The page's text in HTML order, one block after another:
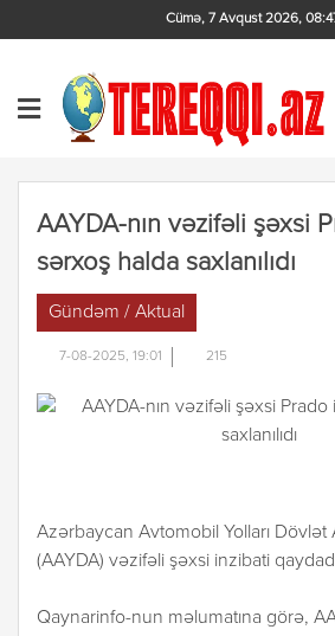
Cümə, 7 Avqust 2026,
AAYDA-nın vəzifəli şəxsi
sərxoş halda saxlanılıdı
Gündəm / Aktual
7-08-2025, 19:01 215
Azərbaycan Avtomobil Yolları Dövlət
(AAYDA) vəzifəli şəxsi inzibati
Qaynarinfo-nun məlumatına görə,